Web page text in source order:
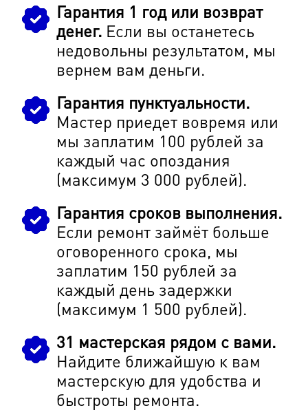
Гарантия 1 год или возврат
денег.Если вы останетесь
недовольны результатом, мы
вернем вам деньги.
Гарантия пунктуальности.
Мастер приедет вовремя или
мы заплатим 100 рублей за
каждый час опоздания
(максимум 3 000 рублей).
Гарантия сроков выполнения.
Если ремонт займёт больше
оговоренного срока, мы
заплатим 150 рублей за
каждый день задержки
(максимум 1 500 рублей).
31 мастерская рядом с вами.
Найдите ближайшую к вам
мастерскую для удобства и
быстроты ремонта.